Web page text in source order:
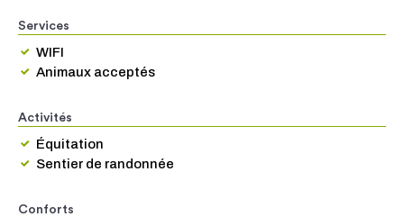
Services
WIFI
Animaux acceptés
Activités
Équitation
Sentier de randonnée
Conforts